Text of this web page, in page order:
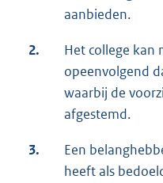
aanbieden.
2.
Het college kan
opeenvolgend
waarbij de
afgestemd.
3.
Een
heeft als